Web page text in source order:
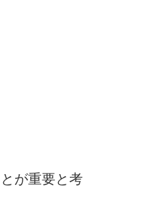
が重要と考